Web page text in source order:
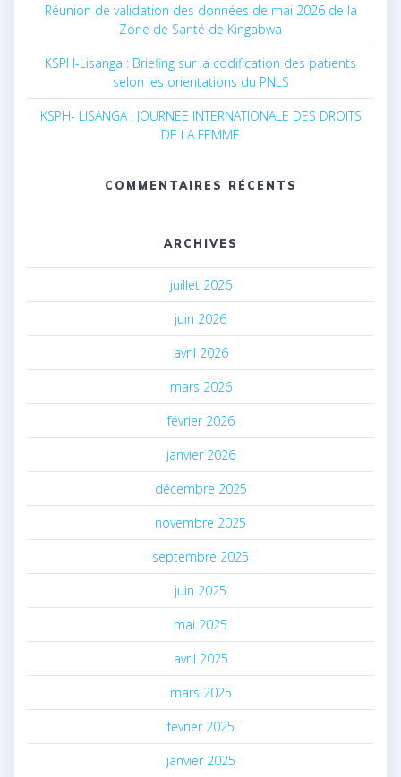
Réunion de validation des données de mai 2026 de la
Zone de Santé de Kingabwa
KSPH-Lisanga : Briefing sur la codification des patients
selon les orientations du PNLS
KSPH- LISANGA : JOURNEE INTERNATIONALE DES DROITS
DE LA FEMME
COMMENTAIRES RÉCENTS
ARCHIVES
juillet 2026
juin 2026
avril 2026
mars 2026
février 2026
janvier 2026
décembre 2025
novembre 2025
septembre 2025
juin 2025
mai 2025
avril 2025
mars 2025
février 2025
janvier 2025